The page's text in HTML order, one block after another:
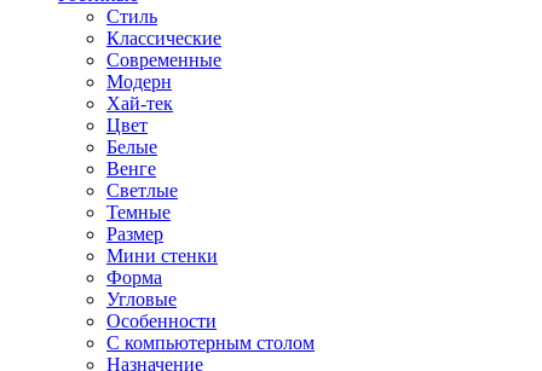
Стиль
Классические
Современные
Модерн
Хай-тек
Цвет
Белые
Венге
Светлые
Темные
Размер
Мини стенки
Форма
Угловые
Особенности
С компьютерным столом
Назначение